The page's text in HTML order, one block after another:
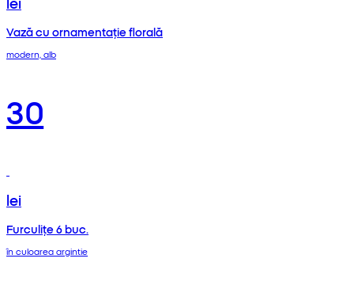
Vază cu ornamentație florală
modern, alb
30
lei
Furculițe 6 buc.
în culoarea argintie